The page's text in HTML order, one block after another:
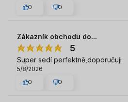
0
0
Zákazník obchodu do...
5
Super sedí perfektně,doporučuji
5/8/2026
0
0